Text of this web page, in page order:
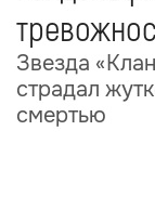
Звезда
страдал
смертью